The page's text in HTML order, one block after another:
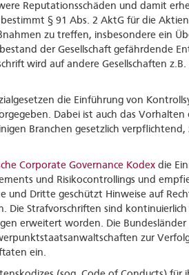
Reputationsschäden und damit
§ 91 Abs. 2 AktG für die
zu treffen, insbesondere ein
der Gesellschaft gefährdende
wird auf andere Gesellschaften z.B.
die Einführung von
Dabei ist auch das Vorhalten
Branchen gesetzlich verpflichtend,
Corporate Governance Kodex die
und Risikocontrollings und
und Dritte geschützt Hinweise auf
Die Strafvorschriften sind
erweitert worden. Die Bundesländer
zur
ein.